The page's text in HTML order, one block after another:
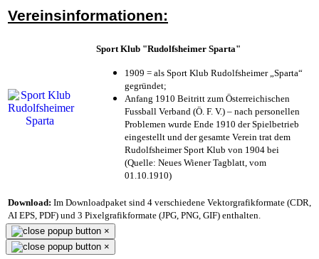
Vereinsinformationen:
Sport Klub "Rudolfsheimer Sparta"
1909 = als Sport Klub Rudolfsheimer „Sparta“
gegründet;
Anfang 1910 Beitritt zum Österreichischen
Fussball Verband (Ö. F. V.) – nach personellen
Problemen wurde Ende 1910 der Spielbetrieb
eingestellt und der gesamte Verein trat dem
Rudolfsheimer Sport Klub von 1904 bei
(Quelle: Neues Wiener Tagblatt, vom
01.10.1910)
Download: Im Downloadpaket sind 4 verschiedene Vektorgrafikformate (CDR,
AI EPS, PDF) und 3 Pixelgrafikformate (JPG, PNG, GIF) enthalten.
×
×